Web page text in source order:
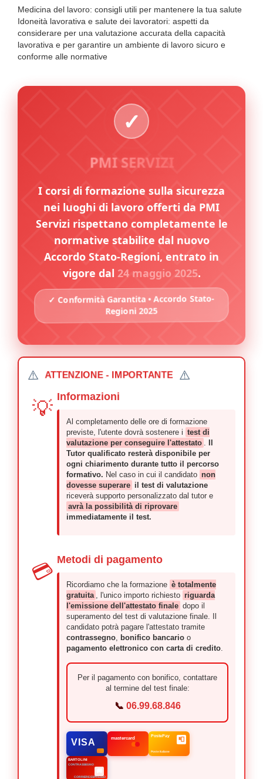
Medicina del lavoro: consigli utili per mantenere la tua salute
Idoneità lavorativa e salute dei lavoratori: aspetti da
considerare per una valutazione accurata della capacità
lavorativa e per garantire un ambiente di lavoro sicuro e
conforme alle normative
PMI SERVIZI
I corsi di formazione sulla sicurezza
nei luoghi di lavoro offerti da PMI
Servizi rispettano completamente le
normative stabilite dal nuovo
Accordo Stato-Regioni, entrato in
vigore dal 24 maggio 2025.
✓ Conformità Garantita • Accordo Stato-
Regioni 2025
⚠️ ATTENZIONE - IMPORTANTE ⚠️
💡 Informazioni
Al completamento delle ore di formazione
previste, l'utente dovrà sostenere i test di
valutazione per conseguire l'attestato .
Tutor qualificato resterà disponibile per
ogni chiarimento durante tutto il percorso
formativo. Nel caso in cui il candidato non
dovesse superare il test di valutazione
riceverà supporto personalizzato dal tutor e
avrà la possibilità di riprovare
immediatamente il test.
💳
Metodi di pagamento
Ricordiamo che la formazione è totalmente
gratuita , l'unico importo richiesto riguarda
l'emissione dell'attestato finale dopo il
superamento del test di valutazione finale. Il
candidato potrà pagare l'attestato tramite
contrassegno, bonifico bancario o
pagamento elettronico con carta di credito.
Per il pagamento con bonifico, contattare
al termine del test finale:
📞 06.99.68.846
VISA mastercard PostePay
Poste Italiane
📮
BARTOLINI
CONTRASSEGNO
CORRIERE ESPRESSO
🚚